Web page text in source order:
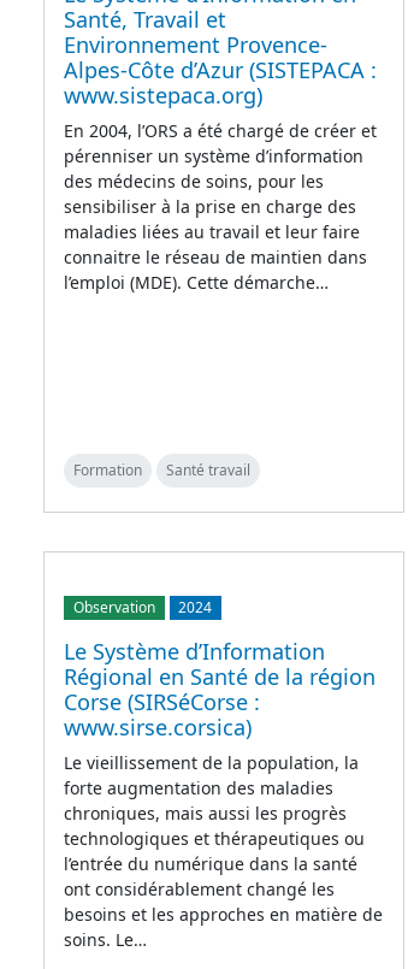
Santé, Travail et
Environnement Provence-
Alpes-Côte d’Azur (SISTEPACA :
www.sistepaca.org)
En 2004, l’ORS a été chargé de créer et
pérenniser un système d’information
des médecins de soins, pour les
sensibiliser à la prise en charge des
maladies liées au travail et leur faire
connaitre le réseau de maintien dans
l’emploi (MDE). Cette démarche…
Formation Santé travail
Observation 2024
Le Système d’Information
Régional en Santé de la région
Corse (SIRSéCorse :
www.sirse.corsica)
Le vieillissement de la population, la
forte augmentation des maladies
chroniques, mais aussi les progrès
technologiques et thérapeutiques ou
l’entrée du numérique dans la santé
ont considérablement changé les
besoins et les approches en matière de
soins. Le…